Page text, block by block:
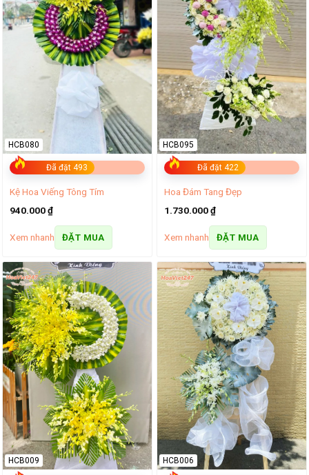
Đã đặt 493
HCB080
Kệ Hoa Viếng Tông Tím
940.000₫
Xem nhanh ĐẶT MUA
Đã đặt 422
HCB095
Hoa Đám Tang Đẹp
1.730.000₫
Xem nhanh ĐẶT MUA
HCB009 HCB006